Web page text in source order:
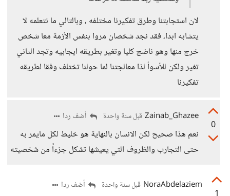
لان استجابتنا وطرق تفكيرنا مختلفه ، وبالتالي ما نتعلمه لا
يتشابه ابدا، فقد نجد شخصان مروا بنفس الأزمة معا شخص
خرج منها وهو ناضج كليا وتغير بطريقه ايجابيه وتجد الثاني
تغير ولكن للأسوأ لذا معالجتنا لما حولنا تختلف وفقا لطريقه
تفكيرنا
0
Zainab_Ghazee قبل سنة واحدة أضف ردا
نعم هذا صحيح لكن الانسان بالنهاية هو خليط لكل مايمر به
حتى التجارب والظروف التي يعيشها تشكل جزءاً من شخصيته
NoraAbdelaziem قبل سنة واحدة أضف ردا